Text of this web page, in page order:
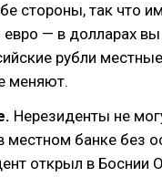
стороны, так что
евро — в долларах вы
рубли
меняют.
Нерезиденты не
местном банке без
открыл в Боснии